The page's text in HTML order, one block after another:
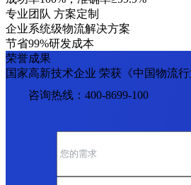
专业团队 方案定制
企业系统级物流解决方案
节省99%研发成本
荣誉成果
国家高新技术企业 荣获《中国物流
咨询热线：400-8699-100